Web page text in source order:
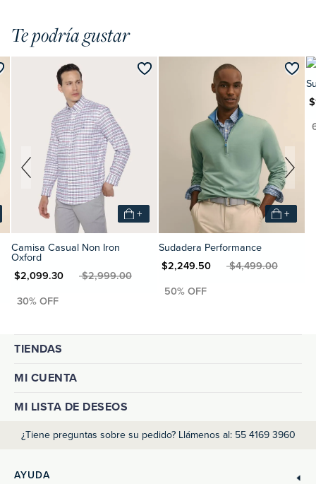
Te podría gustar
+
Camisa Casual Non Iron
Oxford
$2,099.30MXN $2,999.00
+
Sudadera Performance
MXN $2,249.50MXN $4,499.00
MXN
TIENDAS
MI CUENTA
MI LISTA DE DESEOS
¿Tiene preguntas sobre su pedido? Llámenos al: 55 4169 3960
AYUDA